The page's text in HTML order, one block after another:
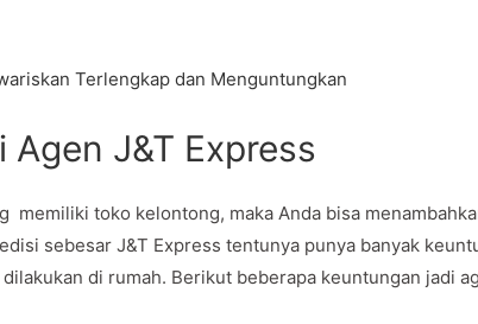
Terlengkap dan Menguntungkan
J&T Express
memiliki toko kelontong, maka Anda bisa
sebesar J&T Express tentunya punya banyak
di rumah. Berikut beberapa keuntungan jadi